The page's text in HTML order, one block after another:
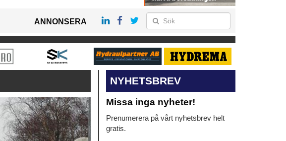
ANNONSERA
NYHETSBREV
Missa inga nyheter!
Prenumerera på vårt nyhetsbrev helt
gratis.